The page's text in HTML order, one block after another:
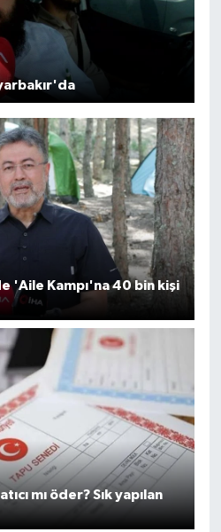
'Aile Kampı'na 40 bin kişi
mı öder? Sık yapılan